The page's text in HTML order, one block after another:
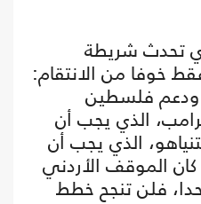
عاما، الذي تحدث شريطة
خوفا من الانتقام:
ودعم فلسطين
الذي يجب أن
الذي يجب أن
كان الموقف الأردني
فلن تنجح خطط